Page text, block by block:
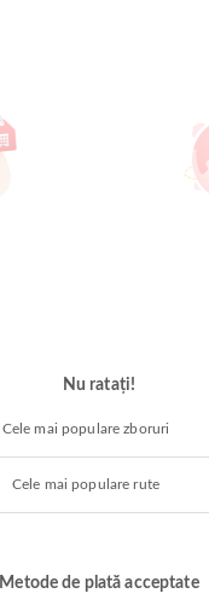
Nu ratați!
Cele mai populare zboruri
Cele mai populare rute
Metode de plată acceptate